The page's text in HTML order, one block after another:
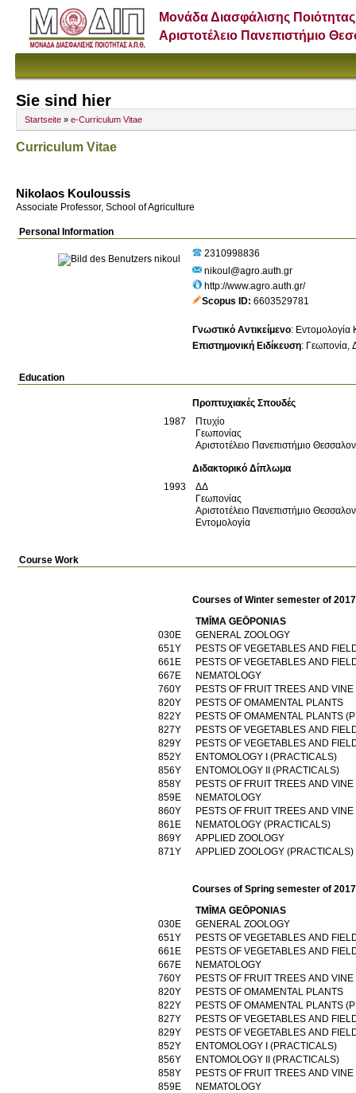
Μονάδα Διασφάλισης Ποιότητας
Αριστοτέλειο Πανεπιστήμιο
Sie sind hier
Startseite » e-Curriculum Vitae
Curriculum Vitae
Nikolaos Kouloussis
Associate Professor, School of Agriculture
Personal Information
2310998836
nikoul@agro.auth.gr
http://www.agro.auth.gr/
Scopus ID 6603529781
Γνωστικό Αντικείμενο:
Επιστημονική Ειδίκευση: Γεωπονία,
Education
Προπτυχιακές Σπουδές
1987
Πτυχίο
Γεωπονίας
Αριστοτέλειο Πανεπιστήμιο
Διδακτορικό Δίπλωμα
1993
ΔΔ
Γεωπονίας
Αριστοτέλειο Πανεπιστήμιο
Εντομολογία
Course Work
Courses of Winter semester of
TMĪMA GEŌPONIAS
030Ε
GENERAL ZOOLOGY
651Υ
PESTS OF VEGETABLES AND
661Ε
PESTS OF VEGETABLES AND
667Ε
NEMATOLOGY
760Υ
PESTS OF FRUIT TREES AND
820Υ
PESTS OF OMAMENTAL PLANTS
822Υ
PESTS OF OMAMENTAL PLANTS
827Υ
PESTS OF VEGETABLES AND
829Υ
PESTS OF VEGETABLES AND
852Υ
ENTOMOLOGY I (PRACTICALS)
856Υ
ENTOMOLOGY II (PRACTICALS)
858Υ
PESTS OF FRUIT TREES AND
859Ε
NEMATOLOGY
860Υ
PESTS OF FRUIT TREES AND
861Ε
NEMATOLOGY (PRACTICALS)
869Υ
APPLIED ZOOLOGY
871Υ
APPLIED ZOOLOGY (PRACTICALS)
Courses of Spring semester of
TMĪMA GEŌPONIAS
030Ε
GENERAL ZOOLOGY
651Υ
PESTS OF VEGETABLES AND
661Ε
PESTS OF VEGETABLES AND
667Ε
NEMATOLOGY
760Υ
PESTS OF FRUIT TREES AND
820Υ
PESTS OF OMAMENTAL PLANTS
822Υ
PESTS OF OMAMENTAL PLANTS
827Υ
PESTS OF VEGETABLES AND
829Υ
PESTS OF VEGETABLES AND
852Υ
ENTOMOLOGY I (PRACTICALS)
856Υ
ENTOMOLOGY II (PRACTICALS)
858Υ
PESTS OF FRUIT TREES AND
859Ε
NEMATOLOGY